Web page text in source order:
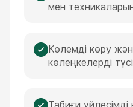
мен
Көлемді көру
көлеңкелерді
Табиғи